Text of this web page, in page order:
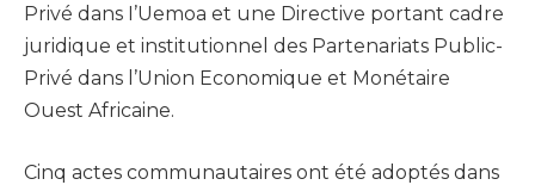
Privé dans I’Uemoa et une Directive portant cadre
juridique et institutionnel des Partenariats Public-
Privé dans l’Union Economique et Monétaire
Ouest Africaine.
Cinq actes communautaires ont été adoptés dans